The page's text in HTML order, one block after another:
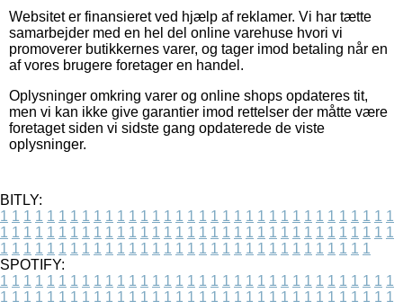
Websitet er finansieret ved hjælp af reklamer. Vi har tætte
samarbejder med en hel del online varehuse hvori vi
promoverer butikkernes varer, og tager imod betaling når en
af vores brugere foretager en handel.
Oplysninger omkring varer og online shops opdateres tit,
men vi kan ikke give garantier imod rettelser der måtte være
foretaget siden vi sidste gang opdaterede de viste
oplysninger.
BITLY:
1 1 1 1 1 1 1 1 1 1 1 1 1 1 1 1 1 1 1 1 1 1 1 1 1 1 1 1 1 1 1 1 1 1
1 1 1 1 1 1 1 1 1 1 1 1 1 1 1 1 1 1 1 1 1 1 1 1 1 1 1 1 1 1 1 1 1 1
1 1 1 1 1 1 1 1 1 1 1 1 1 1 1 1 1 1 1 1 1 1 1 1 1 1 1 1 1 1 1 1
SPOTIFY:
1 1 1 1 1 1 1 1 1 1 1 1 1 1 1 1 1 1 1 1 1 1 1 1 1 1 1 1 1 1 1 1 1 1
1 1 1 1 1 1 1 1 1 1 1 1 1 1 1 1 1 1 1 1 1 1 1 1 1 1 1 1 1 1 1 1 1 1